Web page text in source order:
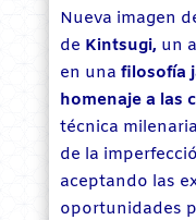
Nueva imagen
de Kintsugi, un
en una filosofía
homenaje a las
técnica
de la
aceptando las
oportunidades